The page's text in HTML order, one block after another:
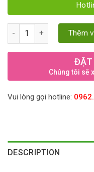
Quả la hán - Lựa chọn
Thêm
ĐẶT
Chúng tôi sẽ
Vui lòng gọi hotline:
DESCRIPTION